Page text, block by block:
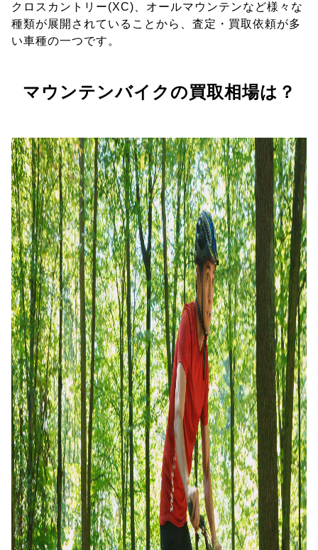
クロスカントリー(XC)、オールマウンテンなど様々な
種類が展開されていることから、査定・買取依頼が多
い車種の一つです。
マウンテンバイクの買取相場は？